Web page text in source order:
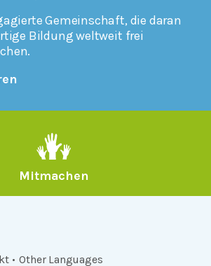
Gemeinschaft, die daran
Bildung weltweit frei
Mitmachen
Other Languages